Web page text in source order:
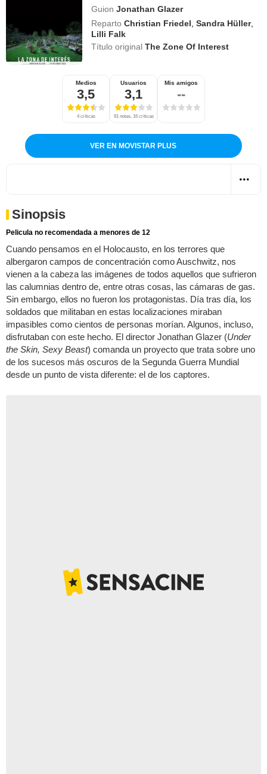
Guion Jonathan Glazer
Reparto Christian Friedel ,Sandra Hüller,
Lilli Falk
Título originalThe Zone Of Interest
Medios
3,5
4 críticas
Usuarios
3,1
91 notas, 16 críticas
Mis amigos
--
VER EN MOVISTAR PLUS
Sinopsis
Pelicula no recomendada a menores de 12
Cuando pensamos en el Holocausto, en los terrores que
albergaron campos de concentración como Auschwitz, nos
vienen a la cabeza las imágenes de todos aquellos que sufrieron
las calumnias dentro de, entre otras cosas, las cámaras de gas.
Sin embargo, ellos no fueron los protagonistas. Día tras día, los
soldados que militaban en estas localizaciones miraban
impasibles como cientos de personas morían. Algunos, incluso,
disfrutaban con este hecho. El director Jonathan Glazer (Under
the Skin, Sexy Beast) comanda un proyecto que trata sobre uno
de los sucesos más oscuros de la Segunda Guerra Mundial
desde un punto de vista diferente: el de los captores.